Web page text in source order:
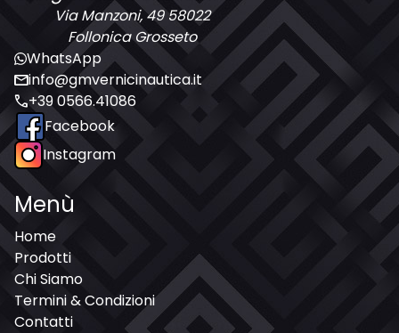
Via Manzoni, 49 58022
Follonica Grosseto
WhatsApp
mailinfo@gmvernicinautica.it
call+39 0566.41086
Facebook
Instagram
Menù
Home
Prodotti
Chi Siamo
Termini & Condizioni
Contatti